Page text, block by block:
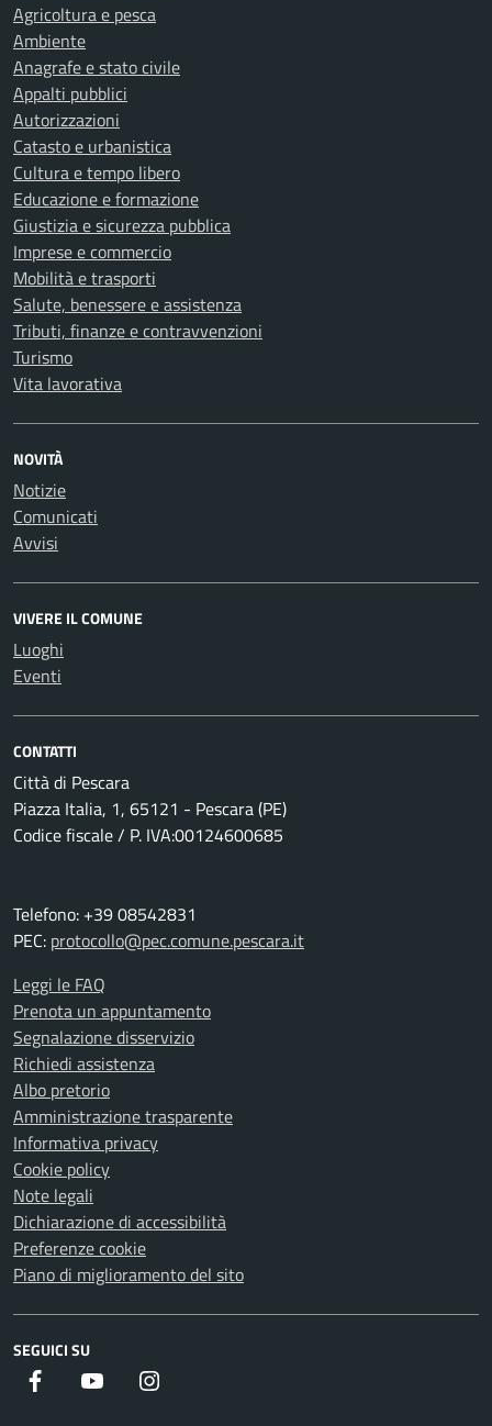
Agricoltura e pesca
Ambiente
Anagrafe e stato civile
Appalti pubblici
Autorizzazioni
Catasto e urbanistica
Cultura e tempo libero
Educazione e formazione
Giustizia e sicurezza pubblica
Imprese e commercio
Mobilità e trasporti
Salute, benessere e assistenza
Tributi, finanze e contravvenzioni
Turismo
Vita lavorativa
NOVITÀ
Notizie
Comunicati
Avvisi
VIVERE IL COMUNE
Luoghi
Eventi
CONTATTI
Città di Pescara
Piazza Italia, 1, 65121 - Pescara (PE)
Codice fiscale / P. IVA:00124600685
Telefono: +39 08542831
PEC: protocollo@pec.comune.pescara.it
Leggi le FAQ
Prenota un appuntamento
Segnalazione disservizio
Richiedi assistenza
Albo pretorio
Amministrazione trasparente
Informativa privacy
Cookie policy
Note legali
Dichiarazione di accessibilità
Preferenze cookie
Piano di miglioramento del sito
SEGUICI SU
Facebook Youtube